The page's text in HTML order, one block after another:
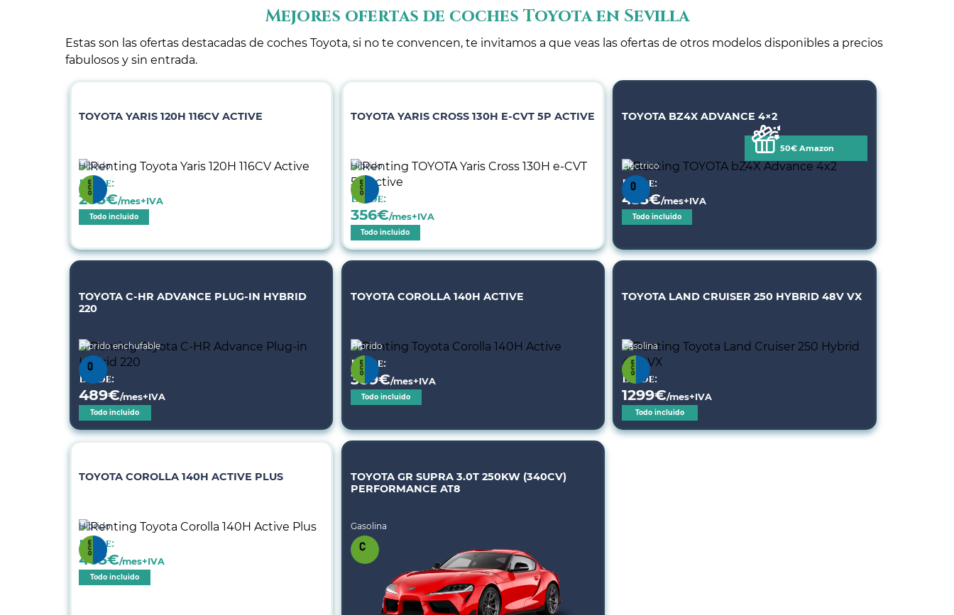
Mejores ofertas de coches Toyota en Sevilla
Estas son las ofertas destacadas de coches Toyota, si no te convencen, te invitamos a que veas las ofertas de otros modelos disponibles a precios
fabulosos y sin entrada.
TOYOTA YARIS 120H 116CV ACTIVE
Híbrido
Desde:
283€/mes+IVA
Todo incluido
TOYOTA YARIS CROSS 130H E-CVT 5P ACTIVE
Híbrido
Desde:
356€/mes+IVA
Todo incluido
TOYOTA BZ4X ADVANCE 4×2
Eléctrico
50€ Amazon
Desde:
433€/mes+IVA
Todo incluido
TOYOTA C-HR ADVANCE PLUG-IN HYBRID
220
Híbrido enchufable
Desde:
489€/mes+IVA
Todo incluido
TOYOTA COROLLA 140H ACTIVE
Híbrido
Desde:
389€/mes+IVA
Todo incluido
TOYOTA LAND CRUISER 250 HYBRID 48V VX
Gasolina
Desde:
1299€/mes+IVA
Todo incluido
TOYOTA COROLLA 140H ACTIVE PLUS
Híbrido
Desde:
403€/mes+IVA
Todo incluido
TOYOTA GR SUPRA 3.0T 250KW (340CV)
PERFORMANCE AT8
Gasolina